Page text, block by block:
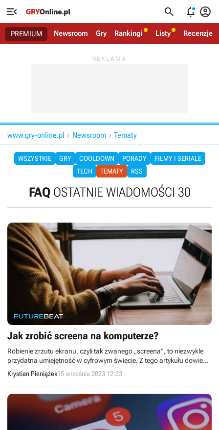
   
PREMIUM Newsroom Gry Rankingi Listy Recenzje
www.gry-online.pl  Newsroom  Tematy
WSZYSTKIE GRY COOLDOWN PORADY
FILMY I SERIALE
TECH
TEMATY RSS
FAQOSTATNIE WIADOMOŚCI 30
Jak zrobić screena na komputerze?
Robienie zrzutu ekranu, czyli tak zwanego „screena”, to niezwykle
przydatna umiejętność w cyfrowym świecie. Z tego artykułu dowiesz
się, jak szybko i sprawnie wykonać zrzut ekranu na komputerze.
Krystian Pieniążek15 września 2023 12:23